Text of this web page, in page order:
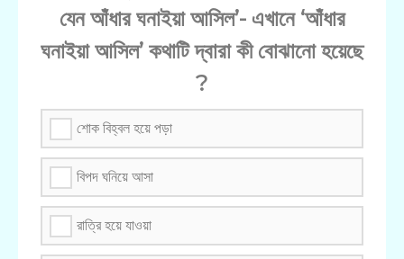
যেন আঁধার ঘনাইয়া আসিল’- এখানে ‘আঁধার
ঘনাইয়া আসিল’ কথাটি দ্বারা কী বোঝানো হয়েছে
?
শোক বিহ্বল হয়ে পড়া
বিপদ ঘনিয়ে আসা
রাত্রি হয়ে যাওয়া